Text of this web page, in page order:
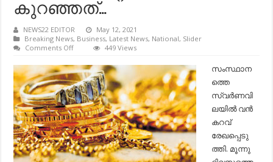
കുറഞ്ഞത്…
NEWS22 EDITOR
May 12, 2021
Breaking News, Business, Latest News, National, Slider
Comments Offon
സ്വര്‍ണവിലയിൽ
വൻ
കുറവ്;
ഇന്ന്
പവന്
ഒറ്റയടിക്ക്
കുറഞ്ഞത്…
449 Views
സംസ്ഥാന
ത്തെ
സ്വര്‍ണവി
ലയിൽ വൻ
കറവ്
രേഖപ്പെടു
ത്തി. മൂന്നു